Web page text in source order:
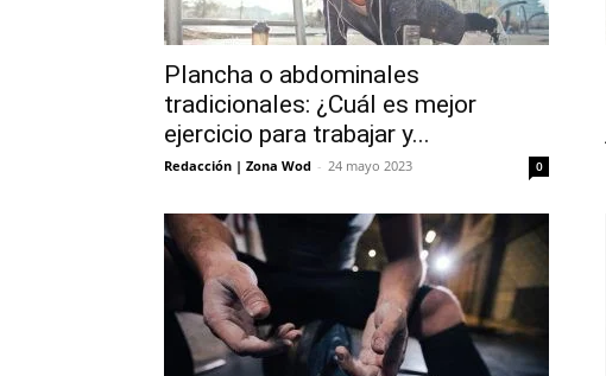
Plancha o abdominales
tradicionales: ¿Cuál es mejor
ejercicio para trabajar y...
Redacción | Zona Wod - 24 mayo 2023 0